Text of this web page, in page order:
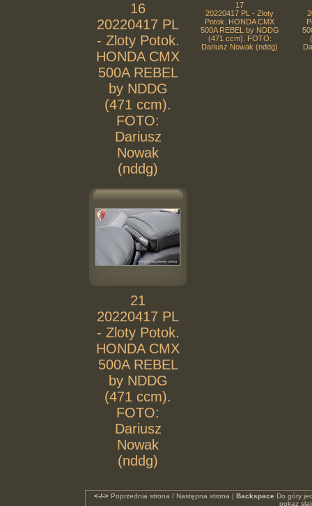
16
20220417 PL
- Zloty Potok.
HONDA CMX
500A REBEL
by NDDG
(471 ccm).
FOTO:
Dariusz
Nowak
(nddg)
17
20220417 PL - Zloty
Potok. HONDA CMX
500A REBEL by NDDG
(471 ccm). FOTO:
Dariusz Nowak (nddg)
21
20220417 PL
- Zloty Potok.
HONDA CMX
500A REBEL
by NDDG
(471 ccm).
FOTO:
Dariusz
Nowak
(nddg)
<-/->Poprzednia strona / Następna strona | Backspace Do góry
pokaz